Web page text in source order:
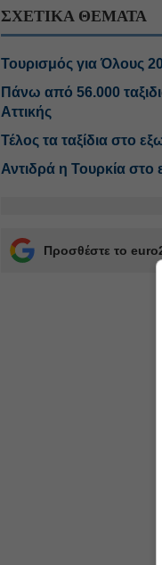
ΣΧΕΤΙΚΑ ΘΕΜΑΤΑ
Τουρισμός για Όλους
Πάνω από 56.000
Αττικής
Τέλος τα ταξίδια στο
Αντιδρά η Τουρκία στο
Προσθέστε το